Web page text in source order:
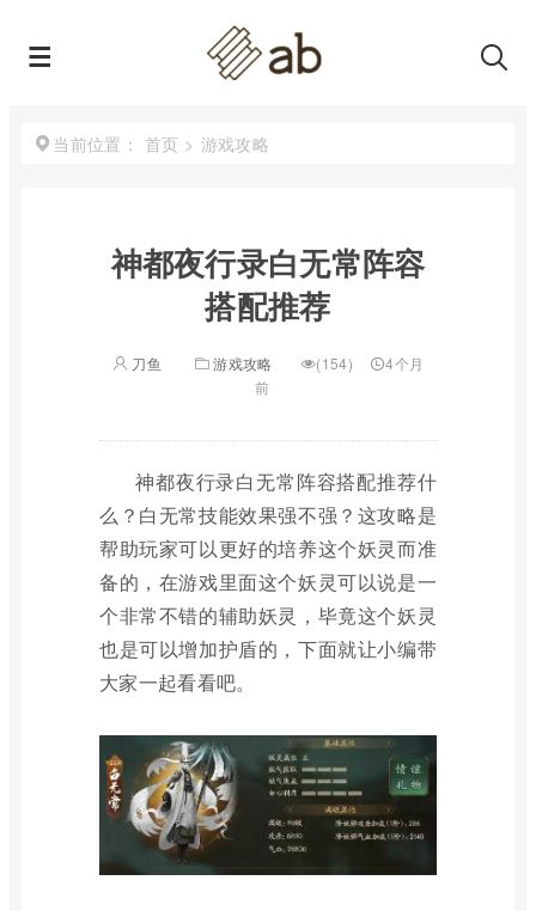
当前位置： 首页 > 游戏攻略
神都夜行录白无常阵容
搭配推荐
刀鱼 游戏攻略 (154)
4个月
前
神都夜行录白无常阵容搭配推荐什
么？白无常技能效果强不强？这攻略是
帮助玩家可以更好的培养这个妖灵而准
备的，在游戏里面这个妖灵可以说是一
个非常不错的辅助妖灵，毕竟这个妖灵
也是可以增加护盾的，下面就让小编带
大家一起看看吧。